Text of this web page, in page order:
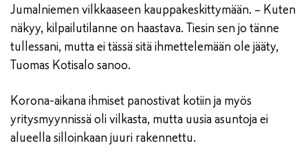
Jumalniemen vilkkaaseen kauppakeskittymään. – Kuten
näkyy, kilpailutilanne on haastava. Tiesin sen jo tänne
tullessani, mutta ei tässä sitä ihmettelemään ole jääty,
Tuomas Kotisalo sanoo.
Korona-aikana ihmiset panostivat kotiin ja myös
yritysmyynnissä oli vilkasta, mutta uusia asuntoja ei
alueella silloinkaan juuri rakennettu.